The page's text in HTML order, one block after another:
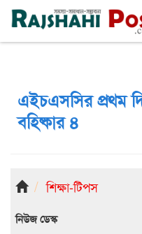
রাজশাহী শুক্রবার, ৭ই আগস্ট ২০২৬,
এইচএসসির প্রথম
বহিষ্কার ৪
শিক্ষা-টিপস
নিউজ ডেস্ক